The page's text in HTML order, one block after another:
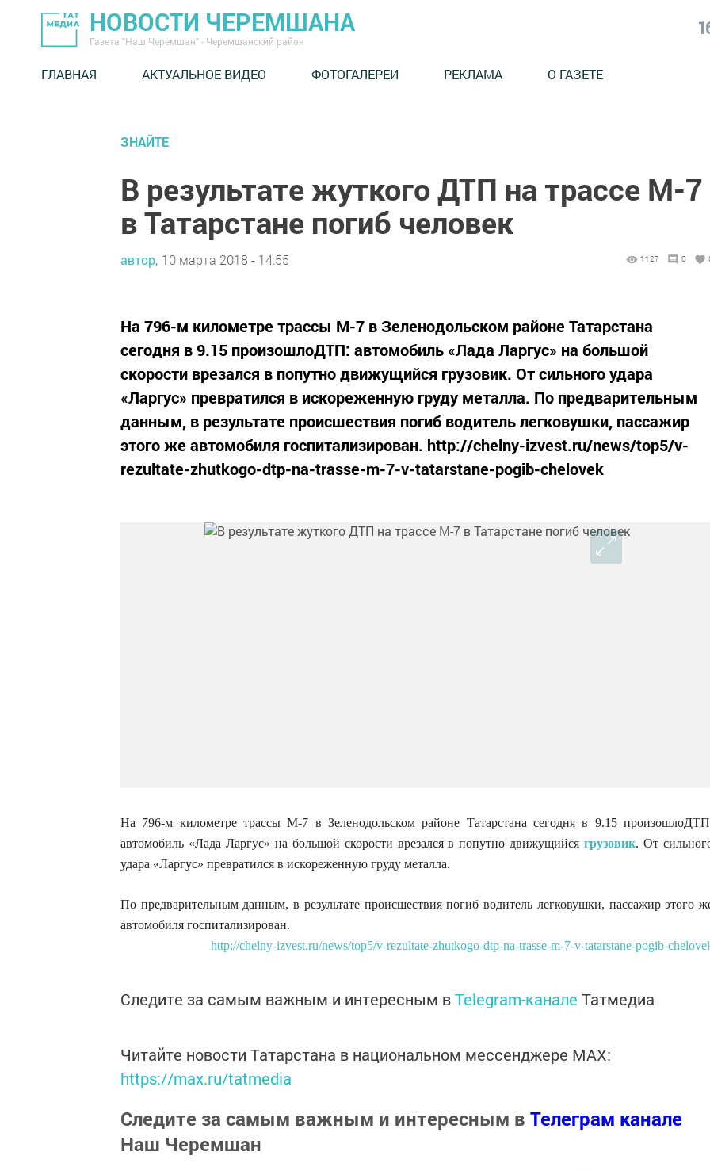
НОВОСТИ ЧЕРЕМШАНА
Газета "Наш Черемшан" - Черемшанский район
ГЛАВНАЯ АКТУАЛЬНОЕ ВИДЕО ФОТОГАЛЕРЕИ РЕКЛАМА О ГАЗЕТЕ
ЗНАЙТЕ
В результате жуткого ДТП на трассе М-7
в Татарстане погиб человек
автор, 10 марта 2018 - 14:55 1127 0
На 796-м километре трассы М-7 в Зеленодольском районе Татарстана
сегодня в 9.15 произошлоДТП: автомобиль «Лада Ларгус» на большой
скорости врезался в попутно движущийся грузовик. От сильного удара
«Ларгус» превратился в искореженную груду металла. По предварительным
данным, в результате происшествия погиб водитель легковушки, пассажир
этого же автомобиля госпитализирован. http://chelny-izvest.ru/news/top5/v-
rezultate-zhutkogo-dtp-na-trasse-m-7-v-tatarstane-pogib-chelovek
На 796-м километре трассы М-7 в Зеленодольском районе Татарстана сегодня в 9.15
автомобиль «Лада Ларгус» на большой скорости врезался в попутно движущийсягрузовик. От
удара «Ларгус» превратился в искореженную груду металла.
По предварительным данным, в результате происшествия погиб водитель легковушки, пассажир этого
автомобиля госпитализирован.
http://chelny-izvest.ru/news/top5/v-rezultate-zhutkogo-dtp-na-trasse-m-7-v-tatarstane-pogib-
Следите за самым важным и интересным вTelegram-канале Татмедиа
Читайте новости Татарстана в национальном мессенджере MАХ:
https://max.ru/tatmedia
Следите за самым важным и интересным в Телеграм канале
Наш Черемшан